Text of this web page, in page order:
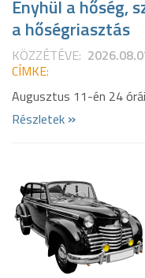
Enyhül a hőség,
a hőségriasztás
KÖZZÉTÉVE:
CÍMKE:
Augusztus 11-én 24
Részletek »